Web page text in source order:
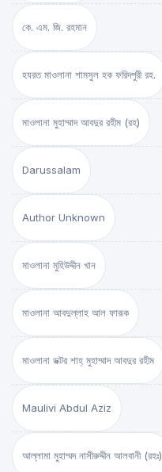
কে. এম. জি. রহমান
হযরত মাওলানা শামসুল হক ফরিদপুরী রহ.
মাওলানা মুহাম্মাদ আবদুর রহীম (রহ)
Darussalam
Author Unknown
মাওলানা মুহিউদ্দীন খান
মাওলানা আবদুল্লাহ আল ফারূক
মাওলানা ডক্টর শাহ্‌ মুহাম্মাদ আবদুর রহীম
Maulivi Abdul Aziz
আল্লামা মুহাম্মদ নাসীরুদ্দীন আলবানী (রহঃ)